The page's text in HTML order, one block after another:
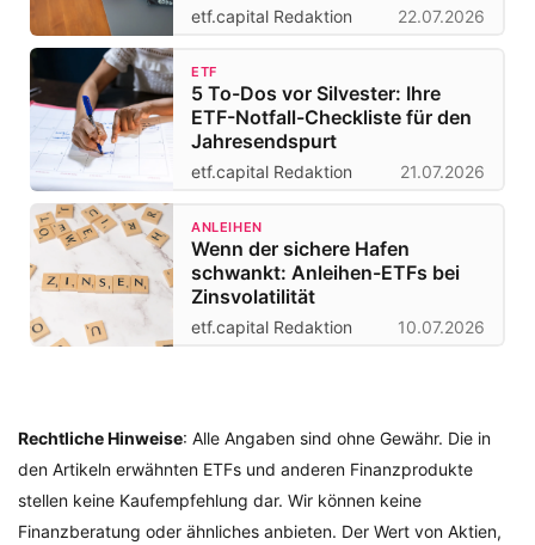
etf.capital Redaktion 22.07.2026
ETF
5 To-Dos vor Silvester: Ihre
ETF-Notfall-Checkliste für den
Jahresendspurt
etf.capital Redaktion 21.07.2026
ANLEIHEN
Wenn der sichere Hafen
schwankt: Anleihen-ETFs bei
Zinsvolatilität
etf.capital Redaktion 10.07.2026
Rechtliche Hinweise: Alle Angaben sind ohne Gewähr. Die in
den Artikeln erwähnten ETFs und anderen Finanzprodukte
stellen keine Kaufempfehlung dar. Wir können keine
Finanzberatung oder ähnliches anbieten. Der Wert von Aktien,